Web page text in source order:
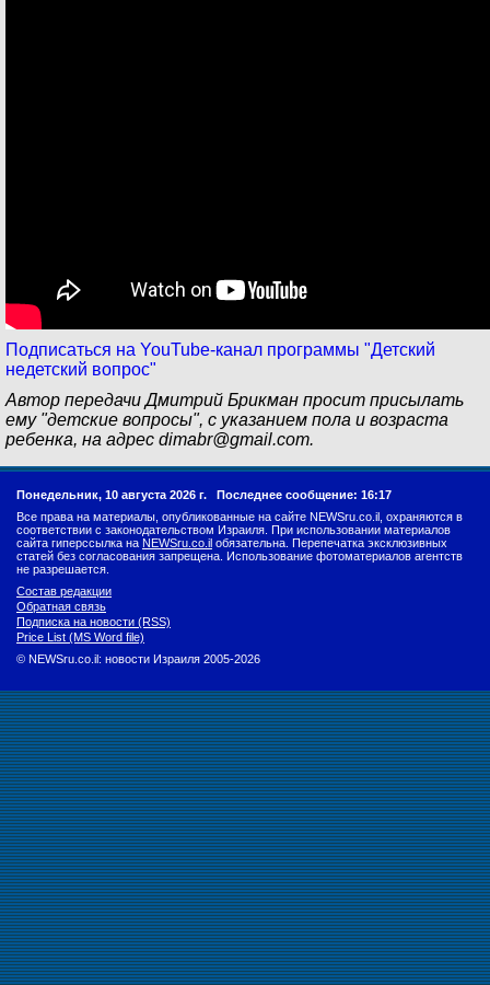
Подписаться на YouTube-канал программы "Детский
недетский вопрос"
Автор передачи Дмитрий Брикман просит присылать
ему "детские вопросы", с указанием пола и возраста
ребенка, на адрес dimabr@gmail.com.
Понедельник, 10 августа 2026 г. Последнее сообщение: 16:17
Все права на материалы, опубликованные на сайте NEWSru.co.il, охраняются в
соответствии с законодательством Израиля. При использовании материалов
сайта гиперссылка на NEWSru.co.il обязательна. Перепечатка эксклюзивных
статей без согласования запрещена. Использование фотоматериалов агентств
не разрешается.
Состав редакции
Обратная связь
Подписка на новости (RSS)
Price List (MS Word file)
© NEWSru.co.il: новости Израиля 2005-2026